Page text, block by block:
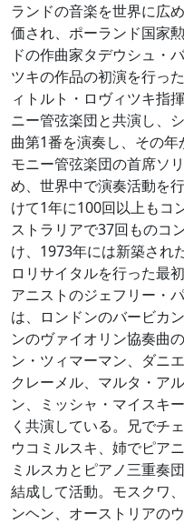
ランドの音楽を世界に広
価され、ポーランド国家
ドの作曲家タデウシュ・
ツキの作品の初演を行っ
ィトルト・ロヴィツキ指
ニー管弦楽団と共演し、
曲第1番を演奏し、その
モニー管弦楽団の首席ソ
め、世界中で演奏活動を
けて1年に100回以上もコ
ストラリアで37回ものコ
け、1973年には新築され
ロリサイタルを行った最
アニストのジェフリー・
は、ロンドンのバービカ
ンのヴァイオリン協奏曲
ン・ツィマーマン、ダニ
クレーメル、マルタ・ア
ン、ミッシャ・マイスキ
く共演している。兄でチ
ウコミルスキ、姉でピア
ミルスカとピアノ三重奏
結成して活動。モスクワ
ンヘン、オーストリアの